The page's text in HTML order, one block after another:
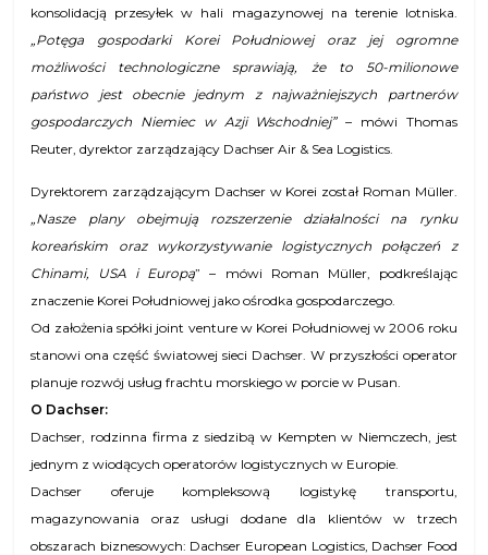
konsolidacją przesyłek w hali magazynowej na terenie lotniska.
„Potęga gospodarki Korei Południowej oraz jej ogromne
możliwości technologiczne sprawiają, że to 50-milionowe
państwo jest obecnie jednym z najważniejszych partnerów
gospodarczych Niemiec w Azji Wschodniej”– mówi Thomas
Reuter, dyrektor zarządzający Dachser Air & Sea Logistics.
Dyrektorem zarządzającym Dachser w Korei został Roman Müller.
„Nasze plany obejmują rozszerzenie działalności na rynku
koreańskim
oraz wykorzystywanie logistycznych połączeń z
Chinami, USA i Europą” – mówi Roman Müller, podkreślając
znaczenie Korei Południowej jako ośrodka gospodarczego.
Od założenia spółki joint venture w Korei Południowej w 2006 roku
stanowi ona część światowej sieci Dachser. W przyszłości operator
planuje rozwój usług frachtu morskiego w porcie w Pusan.
O Dachser:
Dachser, rodzinna firma z siedzibą w Kempten w Niemczech, jest
jednym z wiodących operatorów logistycznych w Europie.
Dachser oferuje kompleksową logistykę transportu,
magazynowania oraz usługi dodane dla klientów w trzech
obszarach biznesowych: Dachser European Logistics, Dachser Food